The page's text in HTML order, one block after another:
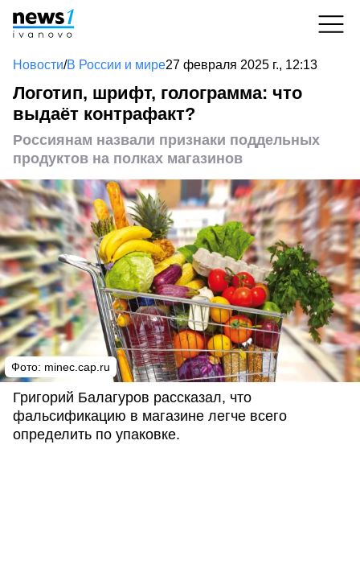
Новости/В России и мире27 февраля 2025 г., 12:13
Логотип, шрифт, голограмма: что
выдаёт контрафакт?
Россиянам назвали признаки поддельных
продуктов на полках магазинов
Фото: minec.cap.ru
Григорий Балагуров рассказал, что
фальсификацию в магазине легче всего
определить по упаковке.